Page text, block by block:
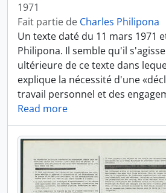
1971
Fait partie de Charles Philipona
Un texte daté du 11 mars 1971
Philipona. Il semble qu'il
ultérieure de ce texte dans
explique la nécessité d'une
travail personnel et des
Read more